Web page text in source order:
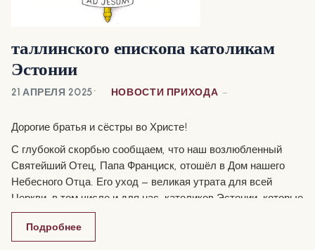
таллинского епископа католикам
Эстонии
НОВОСТИ ПРИХОДА
21 АПРЕЛЯ 2025
Дорогие братья и сёстры во Христе!
С глубокой скорбью сообщаем, что наш возлюбленный
Святейший Отец, Папа Франциск, отошёл в Дом нашего
Небесного Отца. Его уход — великая утрата для всей
Церкви, в том числе и для нас, католиков Эстонии, которые
чувствовали Его отцовскую любовь, заботу и молитвенную
поддержку.
Подробнее